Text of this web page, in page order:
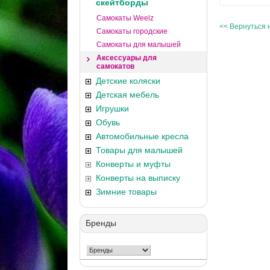
скейтборды
Самокаты Weelz
Самокаты городские
Самокаты для малышей
Аксессуары для
самокатов
Детские коляски
Детская мебель
Игрушки
Обувь
Автомобильные кресла
Товары для малышей
Конверты и муфты
Конверты на выписку
Зимние товары
Бренды
<< Вернуться